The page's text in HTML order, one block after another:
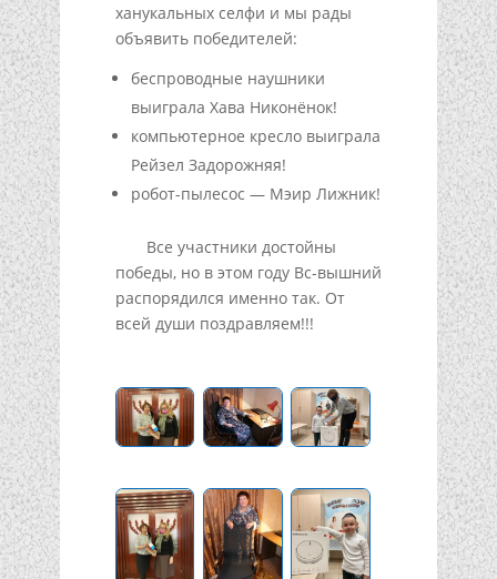
ханукальных селфи и мы рады
объявить победителей:
беспроводные наушники
выиграла Хава Никонёнок!
компьютерное кресло выиграла
Рейзел Задорожняя!
робот-пылесос — Мэир Лижник!
Все участники достойны
победы, но в этом году Вс-вышний
распорядился именно так. От
всей души поздравляем!!!